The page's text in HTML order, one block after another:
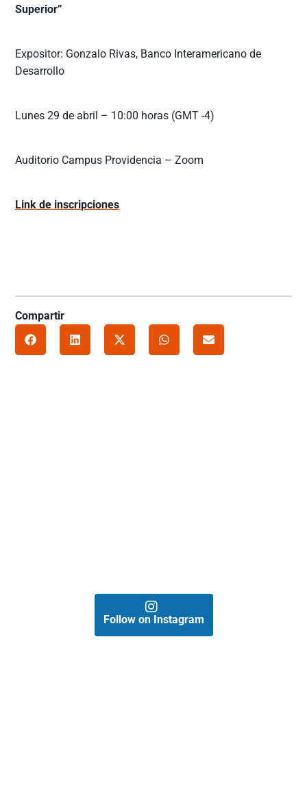
Superior”
Expositor: Gonzalo Rivas, Banco Interamericano de
Desarrollo
Lunes 29 de abril – 10:00 horas (GMT -4)
Auditorio Campus Providencia – Zoom
Link de inscripciones
Compartir
Follow on Instagram